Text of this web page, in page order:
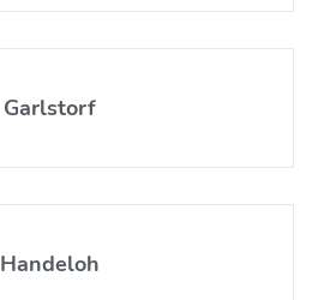
Garlstorf
Handeloh